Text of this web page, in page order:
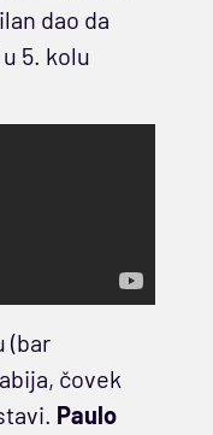
dao da
5. kolu
(bar
čovek
Paulo